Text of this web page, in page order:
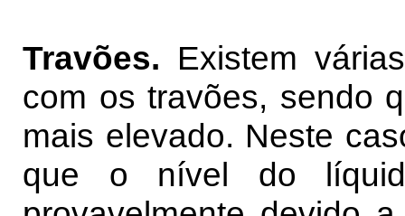
Travões. Existem
com os travões, sendo
mais elevado. Neste
que o nível do